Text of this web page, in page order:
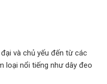
và chủ yếu đến từ các
loại nổi tiếng như dây đeo